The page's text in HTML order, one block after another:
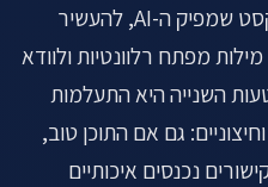
למנוע זאת יש לעבור על כל טקסט שמפיק ה-AI, להעשיר
מפתח רלוונטיות ולוודא
השנייה היא התעלמות
גם אם התוכן טוב,
נכנסים איכותיים